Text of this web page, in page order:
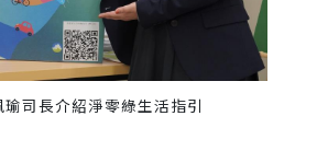
司長介紹淨零綠生活指引